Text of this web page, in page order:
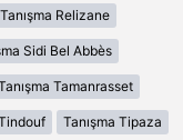
Tanışma Relizane
Sidi Bel Abbès
Tamanrasset
Tanışma Tipaza